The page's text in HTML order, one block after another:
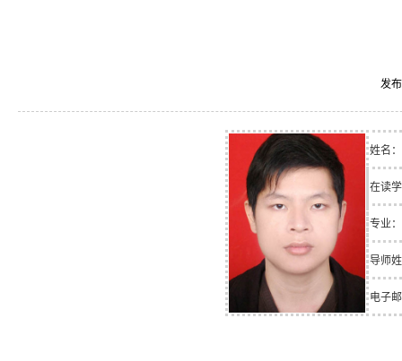
发
姓名：
在读
专业：
导师
电子